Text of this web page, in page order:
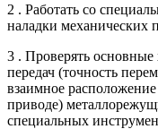
2 . Работать со
наладки механических
3 . Проверять основные
передач (точность
взаимное
приводе)
специальных